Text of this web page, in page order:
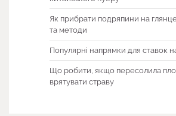
Як прибрати подряпини на
та методи
Популярні напрямки для ставок
Що робити, якщо пересолила
врятувати страву